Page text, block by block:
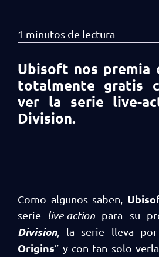
Ubisoft nos premia
totalmente gratis
ver la serie live-
Division.
Como algunos saben,
serie live-action para su
Division, la serie lleva
Origins” y con tan solo